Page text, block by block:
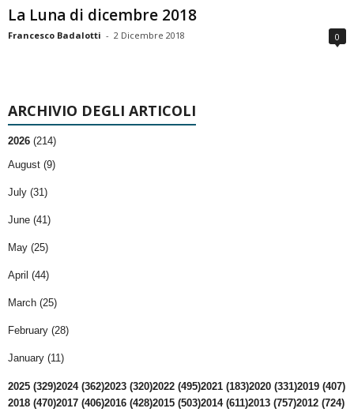
La Luna di dicembre 2018
Francesco Badalotti - 2 Dicembre 2018 0
ARCHIVIO DEGLI ARTICOLI
2026 (214)
August (9)
July (31)
June (41)
May (25)
April (44)
March (25)
February (28)
January (11)
2025 (329)2024 (362)2023 (320)2022 (495)2021 (183)2020 (331)2019 (407)
2018 (470)2017 (406)2016 (428)2015 (503)2014 (611)2013 (757)2012 (724)